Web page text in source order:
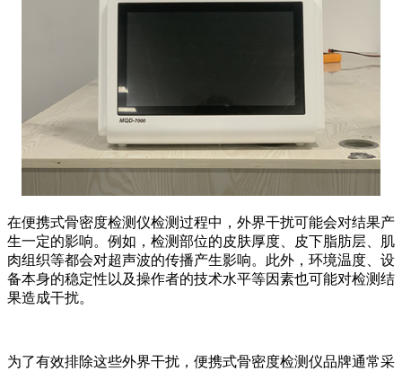
在便携式骨密度检测仪检测过程中，外界干扰可能会对结果产
生一定的影响。例如，检测部位的皮肤厚度、皮下脂肪层、肌
肉组织等都会对超声波的传播产生影响。此外，环境温度、设
备本身的稳定性以及操作者的技术水平等因素也可能对检测结
果造成干扰。
为了有效排除这些外界干扰，便携式骨密度检测仪品牌通常采